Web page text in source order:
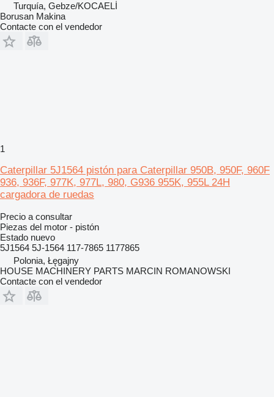
Turquía, Gebze/KOCAELİ
Borusan Makina
Contacte con el vendedor
1
Caterpillar 5J1564 pistón para Caterpillar 950B, 950F, 960F
936, 936F, 977K, 977L, 980, G936 955K, 955L 24H
cargadora de ruedas
Precio a consultar
Piezas del motor - pistón
Estado nuevo
5J1564 5J-1564 117-7865 1177865
Polonia, Łęgajny
HOUSE MACHINERY PARTS MARCIN ROMANOWSKI
Contacte con el vendedor